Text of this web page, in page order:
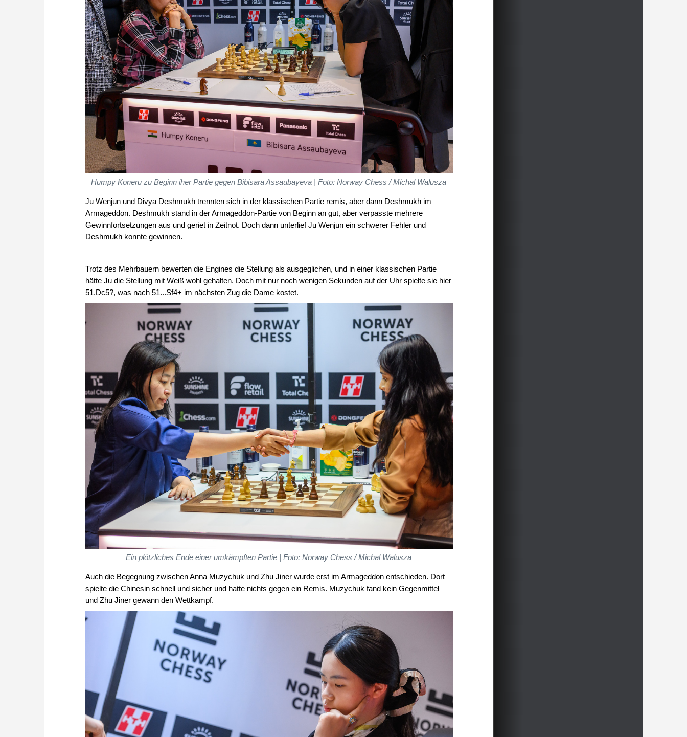
Humpy Koneru zu Beginn iher Partie gegen Bibisara Assaubayeva | Foto: Norway Chess / Michal Walusza
Ju Wenjun und Divya Deshmukh trennten sich in der klassischen Partie remis, aber dann Deshmukh im
Armageddon. Deshmukh stand in der Armageddon-Partie von Beginn an gut, aber verpasste mehrere
Gewinnfortsetzungen aus und geriet in Zeitnot. Doch dann unterlief Ju Wenjun ein schwerer Fehler und
Deshmukh konnte gewinnen.
Trotz des Mehrbauern bewerten die Engines die Stellung als ausgeglichen, und in einer klassischen Partie
hätte Ju die Stellung mit Weiß wohl gehalten. Doch mit nur noch wenigen Sekunden auf der Uhr spielte sie hier
51.Dc5?, was nach 51...Sf4+ im nächsten Zug die Dame kostet.
Ein plötzliches Ende einer umkämpften Partie | Foto: Norway Chess / Michal Walusza
Auch die Begegnung zwischen Anna Muzychuk und Zhu Jiner wurde erst im Armageddon entschieden. Dort
spielte die Chinesin schnell und sicher und hatte nichts gegen ein Remis. Muzychuk fand kein Gegenmittel
und Zhu Jiner gewann den Wettkampf.